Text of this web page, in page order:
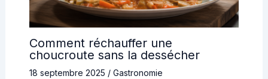
Comment réchauffer une
choucroute sans la dessécher
18 septembre 2025 / Gastronomie